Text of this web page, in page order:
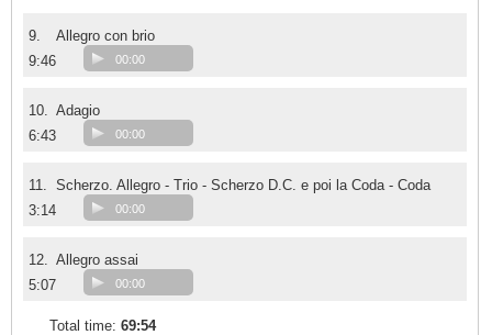
9.
Allegro con brio
9:46
00:00
10. Adagio
6:43
00:00
11. Scherzo. Allegro - Trio - Scherzo D.C. e poi la Coda - Coda
3:14
00:00
12. Allegro assai
5:07
00:00
Total time: 69:54